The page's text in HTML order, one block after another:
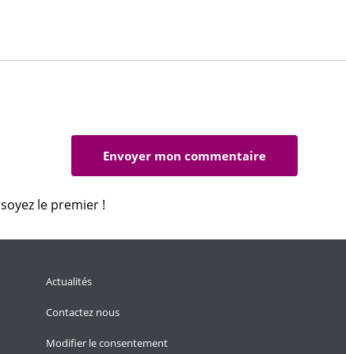
soyez le premier !
Actualités
Contactez nous
Modifier le consentement